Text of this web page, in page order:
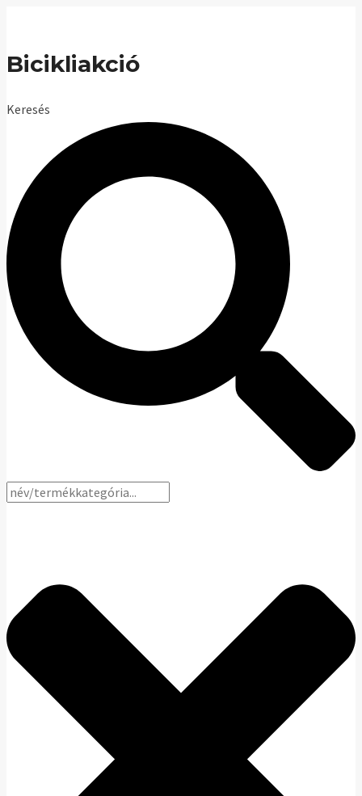
content
Bicikliakció
Keresés